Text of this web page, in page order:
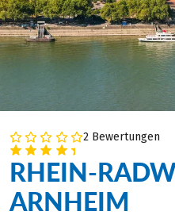
2 Bewertungen
RHEIN-
ARNHEIM